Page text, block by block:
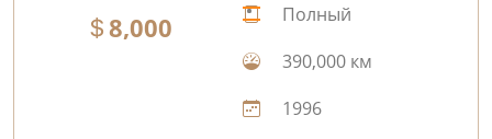
8,000
Полный
390,000 км
1996